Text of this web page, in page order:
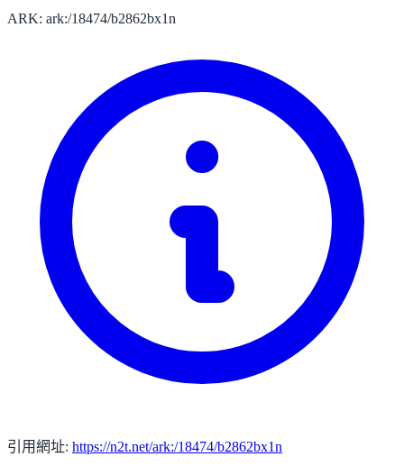
ARK: ark:/18474/b2862bx1n
引用網址: https://n2t.net/ark:/18474/b2862bx1n